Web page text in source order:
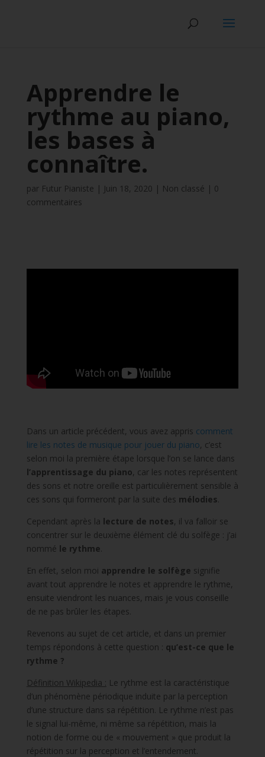
Apprendre le
rythme au piano,
les bases à
connaître.
par Futur Pianiste | Juin 18, 2020 | Non classé | 0
commentaires
Dans un article précédent, vous avez appris comment
lire les notes de musique pour jouer du piano, c’est
selon moi la première étape lorsque l’on se lance dans
l’apprentissage du piano, car les notes représentent
des sons et notre oreille est particulièrement sensible à
ces sons qui formeront par la suite des mélodies
Cependant après la lecture de notes, il va falloir se
concentrer sur le deuxième élément clé du solfège : j’ai
nommé le rythme
En effet, selon moi apprendre le solfège signifie
avant tout apprendre le notes et apprendre le rythme,
ensuite viendront les nuances, mais je vous conseille
de ne pas brûler les étapes.
Revenons au sujet de cet article, et dans un premier
temps répondons à cette question : qu’est-ce que le
rythme ?
Définition Wikipedia : Le rythme est la caractéristique
d’un phénomène périodique induite par la perception
d’une structure dans sa répétition. Le rythme n’est pas
le signal lui-même, ni même sa répétition, mais la
notion de forme ou de « mouvement » que produit la
répétition sur la perception et l’entendement.